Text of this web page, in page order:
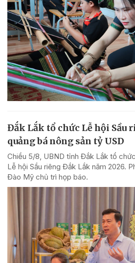
Đắk Lắk tổ chức Lễ hội Sầu
quảng bá nông sản tỷ USD
Chiều 5/8, UBND tỉnh Đắk Lắk tổ
Lễ hội Sầu riêng Đắk Lắk năm 2026.
Đào Mỹ chủ trì họp báo.